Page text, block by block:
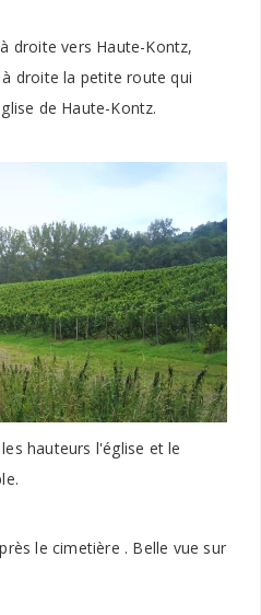
droite vers Haute-Kontz,
droite la petite route qui
de Haute-Kontz.
hauteurs l'église et le
le cimetière . Belle vue sur